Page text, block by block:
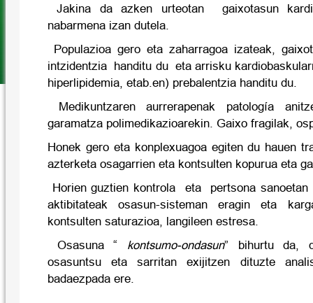
Jakina da azken urteotan
gaixotasun
nabarmena izan dutela.
Populazioa gero eta zaharragoa izateak,
intzidentzia handitu du eta arrisku
hiperlipidemia, etab.en) prebalentzia handitu du.
Medikuntzaren aurrerapenak patología
garamatza polimedikazioarekin. Gaixo fragilak,
Honek gero eta konplexuagoa egiten du hauen
azterketa osagarrien eta kontsulten kopurua eta
Horien guztien kontrola eta pertsona sanoetan
aktibitateak osasun-sisteman eragin eta
kontsulten saturazioa, langileen estresa.
Osasuna “ kontsumo-ondasun” bihurtu da,
osasuntsu eta sarritan exijitzen dituzte
badaezpada ere.